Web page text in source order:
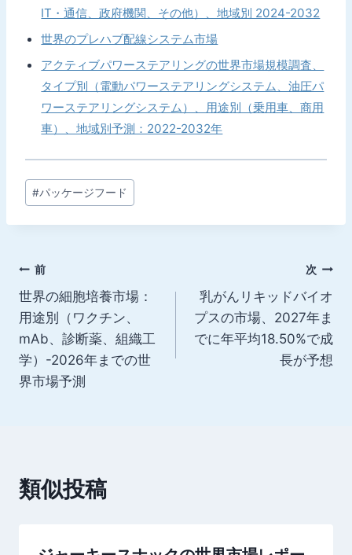
IT・通信、政府機関、その他）、地域別 2024-2032
世界のプレハブ配線システム市場
アクティブパワーステアリングの世界市場規模調査、
タイプ別（電動パワーステアリングシステム、油圧パ
ワーステアリングシステム）、用途別（乗用車、商用
車）、地域別予測：2022-2032年
投
稿
タ
#パッケージフード
投
稿
ナ
ビ
シ
ョ
前
世界の細胞培養市場：
用途別（ワクチン、
mAb、診断薬、組織工
学）-2026年までの世
界市場予測
次
乳がんリキッドバイオ
プスの市場、2027年ま
でに年平均18.50%で成
長が予想
類似投稿